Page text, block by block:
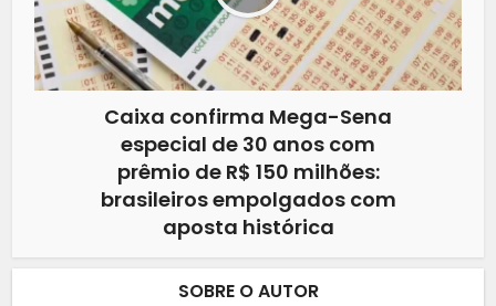
Caixa confirma Mega-Sena
especial de 30 anos com
prêmio de R$ 150 milhões:
brasileiros empolgados com
aposta histórica
SOBRE O AUTOR